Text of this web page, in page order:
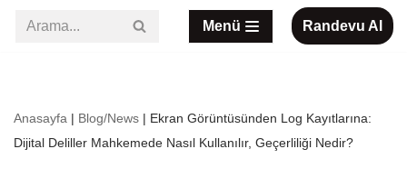
Menü Randevu Al
Anasayfa | Blog/News | Ekran Görüntüsünden Log Kayıtlarına:
Dijital Deliller Mahkemede Nasıl Kullanılır, Geçerliliği Nedir?